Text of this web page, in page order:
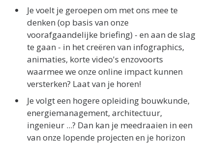
Je voelt je geroepen om met ons mee te
denken (op basis van onze
voorafgaandelijke briefing) - en aan de slag
te gaan - in het creëren van infographics,
animaties, korte video's enzovoorts
waarmee we onze online impact kunnen
versterken? Laat van je horen!
Je volgt een hogere opleiding bouwkunde,
energiemanagement, architectuur,
ingenieur ...? Dan kan je meedraaien in een
van onze lopende projecten en je horizon